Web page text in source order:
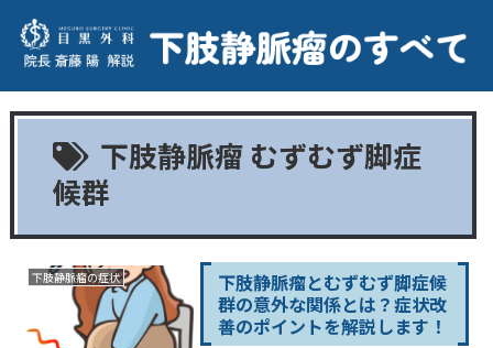
下肢静脈瘤 むずむず脚症
候群
下肢静脈瘤の症状
下肢静脈瘤とむずむず脚症候
群の意外な関係とは？症状改
善のポイントを解説します！